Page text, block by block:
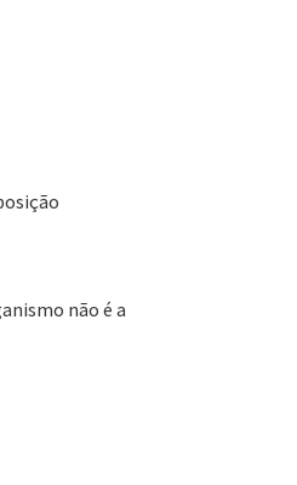
não é a